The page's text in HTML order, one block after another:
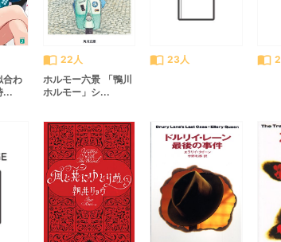
合わ
...
import_contacts 22人
ホルモー六景 「鴨川
ホルモー」シ...
import_contacts 23人 import_contacts